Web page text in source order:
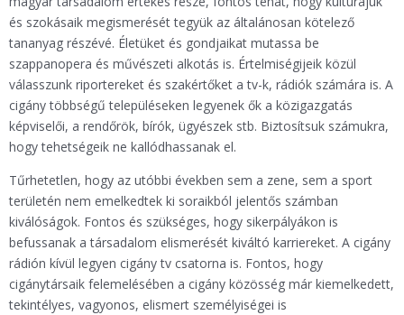
és szokásaik megismerését tegyük az általánosan kötelező
tananyag részévé. Életüket és gondjaikat mutassa be
szappanopera és művészeti alkotás is. Értelmiségijeik közül
válasszunk riportereket és szakértőket a tv-k, rádiók számára is. A
cigány többségű településeken legyenek ők a közigazgatás
képviselői, a rendőrök, bírók, ügyészek stb. Biztosítsuk számukra,
hogy tehetségeik ne kallódhassanak el.
Tűrhetetlen, hogy az utóbbi években sem a zene, sem a sport
területén nem emelkedtek ki soraikból jelentős számban
kiválóságok. Fontos és szükséges, hogy sikerpályákon is
befussanak a társadalom elismerését kiváltó karriereket. A cigány
rádión kívül legyen cigány tv csatorna is. Fontos, hogy
cigánytársaik felemelésében a cigány közösség már kiemelkedett,
tekintélyes, vagyonos, elismert személyiségei is